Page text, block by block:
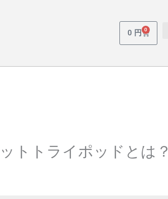
0 円 0
Cart
トトライポッドとは？